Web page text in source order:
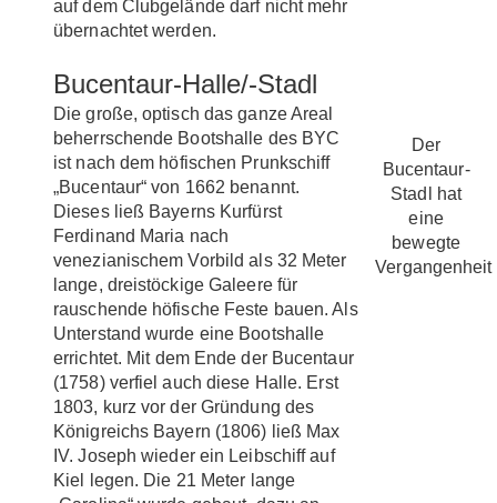
auf dem Clubgelände darf nicht mehr
übernachtet werden.
Bucentaur-Halle/-Stadl
Die große, optisch das ganze Areal
beherrschende Bootshalle des BYC
ist nach dem höfischen Prunkschiff
„Bucentaur“ von 1662 benannt.
Dieses ließ Bayerns Kurfürst
Ferdinand Maria nach
venezianischem Vorbild als 32 Meter
lange, dreistöckige Galeere für
rauschende höfische Feste bauen. Als
Unterstand wurde eine Bootshalle
errichtet. Mit dem Ende der Bucentaur
(1758) verfiel auch diese Halle. Erst
1803, kurz vor der Gründung des
Königreichs Bayern (1806) ließ Max
IV. Joseph wieder ein Leibschiff auf
Kiel legen. Die 21 Meter lange
Der
Bucentaur-
Stadl hat
eine
bewegte
Vergangenheit